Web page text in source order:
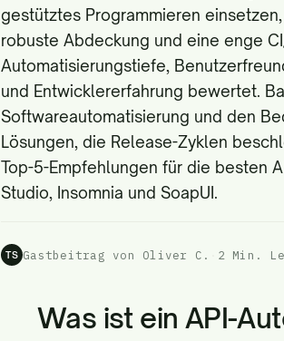
gestütztes Programmieren
robuste Abdeckung und eine enge
Automatisierungstiefe,
und Entwicklererfahrung bewertet.
Softwareautomatisierung und den
Lösungen, die Release-Zyklen
Top-5-Empfehlungen für die besten
Studio, Insomnia und SoapUI.
TS Gastbeitrag von Oliver C. 2 Min.
Was ist ein API-